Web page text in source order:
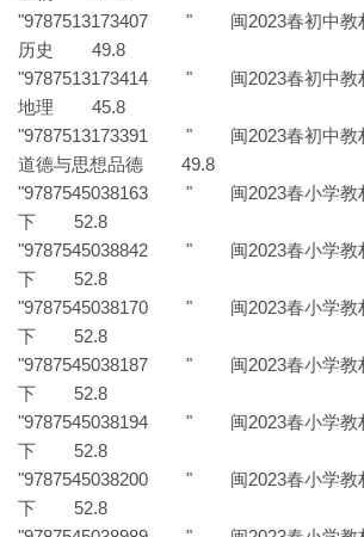
"9787513173407 " 闽2023春初中教
历史 49.8
"9787513173414 " 闽2023春初中教
地理 45.8
"9787513173391 " 闽2023春初中教
道德与思想品德 49.8
"9787545038163 " 闽2023春小学教材
下 52.8
"9787545038842 " 闽2023春小学教材
下 52.8
"9787545038170 " 闽2023春小学教材
下 52.8
"9787545038187 " 闽2023春小学教材
下 52.8
"9787545038194 " 闽2023春小学教材
下 52.8
"9787545038200 " 闽2023春小学教材
下 52.8